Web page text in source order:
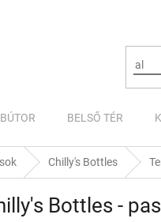
BÚTOR BELSŐ TÉR
Chilly's Bottles
Bottles -